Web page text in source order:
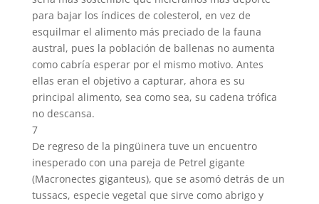
para bajar los índices de colesterol, en vez de
esquilmar el alimento más preciado de la fauna
austral, pues la población de ballenas no aumenta
como cabría esperar por el mismo motivo. Antes
ellas eran el objetivo a capturar, ahora es su
principal alimento, sea como sea, su cadena trófica
no descansa.
7
De regreso de la pingüinera tuve un encuentro
inesperado con una pareja de Petrel gigante
(Macronectes giganteus), que se asomó detrás de un
tussacs, especie vegetal que sirve como abrigo y